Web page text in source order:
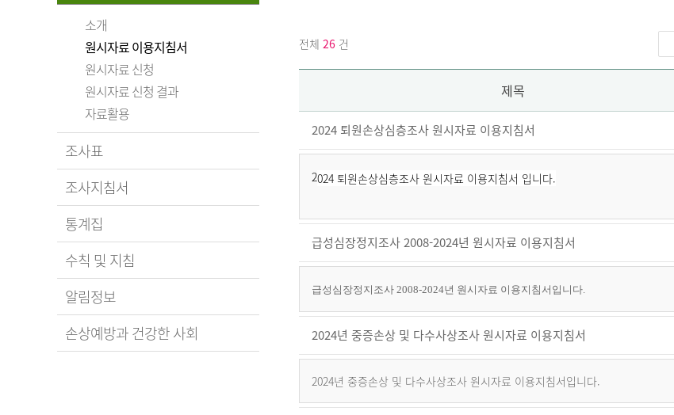
소개
원시자료 이용지침서
원시자료 신청
원시자료 신청 결과
자료활용
조사표
조사지침서
통계집
수칙 및 지침
알림정보
손상예방과 건강한 사회
전체 26 건
제목
2024 퇴원손상심층조사 원시자료 이용지침서
2024 퇴원손상심층조사 원시자료 이용지침서 입니다.
급성심장정지조사 2008-2024년 원시자료 이용지침서
급성심장정지조사 2008-2024년 원시자료 이용지침서입니다.
2024년 중증손상 및 다수사상조사 원시자료 이용지침서
2024년 중증손상 및 다수사상조사 원시자료 이용지침서입니다.